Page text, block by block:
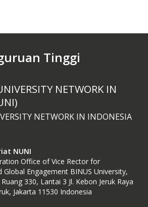
Tinggi
NETWORK IN
NETWORK IN INDONESIA
NUNI
Office of Vice Rector for
Global Engagement BINUS University,
330, Lantai 3 Jl. Kebon Jeruk Raya
Jakarta 11530 Indonesia